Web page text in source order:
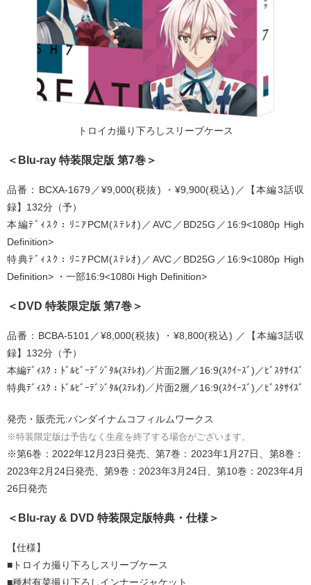
トロイカ撮り下ろしスリーブケース
＜Blu-ray 特装限定版 第7巻＞
品番：BCXA-1679／¥9,000(税抜) ・¥9,900(税込)／【本編3話収
録】132分（予）
本編ﾃﾞｨｽｸ：ﾘﾆｱPCM(ｽﾃﾚｵ)／AVC／BD25G／16:9<1080p High
Definition>
特典ﾃﾞｨｽｸ：ﾘﾆｱPCM(ｽﾃﾚｵ)／AVC／BD25G／16:9<1080p High
Definition> ・一部16:9<1080i High Definition>
＜DVD 特装限定版 第7巻＞
品番：BCBA-5101／¥8,000(税抜) ・¥8,800(税込) ／【本編3話収
録】132分（予）
本編ﾃﾞｨｽｸ：ﾄﾞﾙﾋﾞｰﾃﾞｼﾞﾀﾙ(ｽﾃﾚｵ)／片面2層／16:9(ｽｸｲｰｽﾞ)／ﾋﾞｽﾀｻｲｽﾞ
特典ﾃﾞｨｽｸ：ﾄﾞﾙﾋﾞｰﾃﾞｼﾞﾀﾙ(ｽﾃﾚｵ)／片面2層／16:9(ｽｸｲｰｽﾞ)／ﾋﾞｽﾀｻｲｽﾞ
発売・販売元:バンダイナムコフィルムワークス
※特装限定版は予告なく生産を終了する場合がございます。
※第6巻：2022年12月23日発売、第7巻：2023年1月27日、第8巻：
2023年2月24日発売、第9巻：2023年3月24日、第10巻：2023年4月
26日発売
＜Blu-ray & DVD 特装限定版特典・仕様＞
【仕様】
■トロイカ撮り下ろしスリーブケース
■種村有菜撮り下ろしインナージャケット